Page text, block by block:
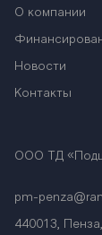
О компании
Новости
Контакты
ООО ТД
pm-
440013,